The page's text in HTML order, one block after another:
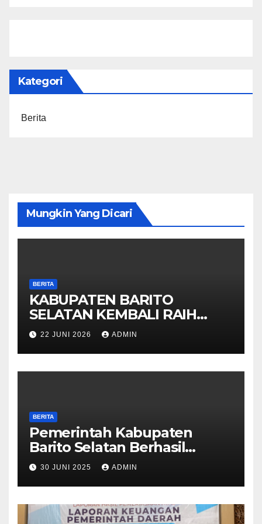
Kategori
Berita
Mungkin Yang Dicari
BERITA
KABUPATEN BARITO
SELATAN KEMBALI RAIH
OPINI WTP DARI BPK 2025
22 JUNI 2026 ADMIN
BERITA
Pemerintah Kabupaten
Barito Selatan Berhasil
Meraih Kembali Opini Wajar
Tanpa Pengecualian (WTP)
Dari BPK RI Untuk Tahun
Anggaran 2024
30 JUNI 2025 ADMIN